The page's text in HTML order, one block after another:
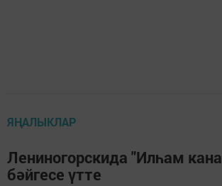
ЯҢАЛЫКЛАР
Лениногорскида "Илһам
бәйгесе үтте